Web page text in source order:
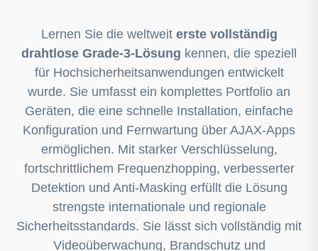
Lernen Sie die weltweit erste vollständig
drahtlose Grade-3-Lösung kennen, die speziell
für Hochsicherheitsanwendungen entwickelt
wurde. Sie umfasst ein komplettes Portfolio an
Geräten, die eine schnelle Installation, einfache
Konfiguration und Fernwartung über AJAX-Apps
ermöglichen. Mit starker Verschlüsselung,
fortschrittlichem Frequenzhopping, verbesserter
Detektion und Anti-Masking erfüllt die Lösung
strengste internationale und regionale
Sicherheitsstandards. Sie lässt sich vollständig mit
Videoüberwachung, Brandschutz und